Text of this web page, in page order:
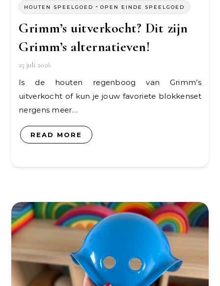
HOUTEN SPEELGOED - OPEN EINDE SPEELGOED
Grimm’s uitverkocht? Dit zijn
Grimm’s alternatieven!
25 juli 2026
Is de houten regenboog van Grimm’s
uitverkocht of kun je jouw favoriete blokkenset
nergens meer…
READ MORE